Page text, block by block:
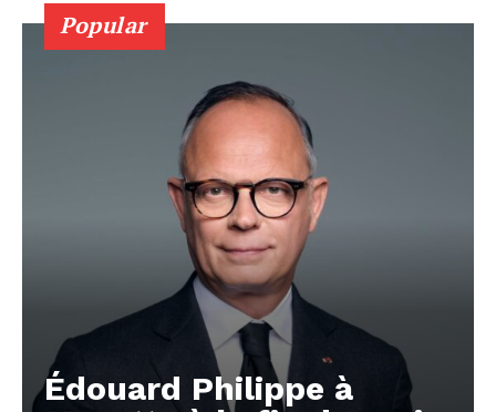
Popular
Édouard Philippe à